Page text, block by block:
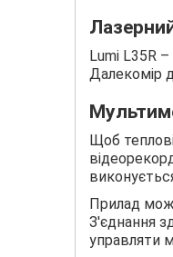
Lumi L35R
Далекомір
Щоб
Прилад
З'єднання
управляти